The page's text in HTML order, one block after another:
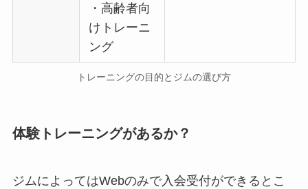
・高齢者向
けトレーニ
ング
トレーニングの目的とジムの選び方
体験トレーニングがあるか？
ジムによってはWebのみで入会受付ができるとこ